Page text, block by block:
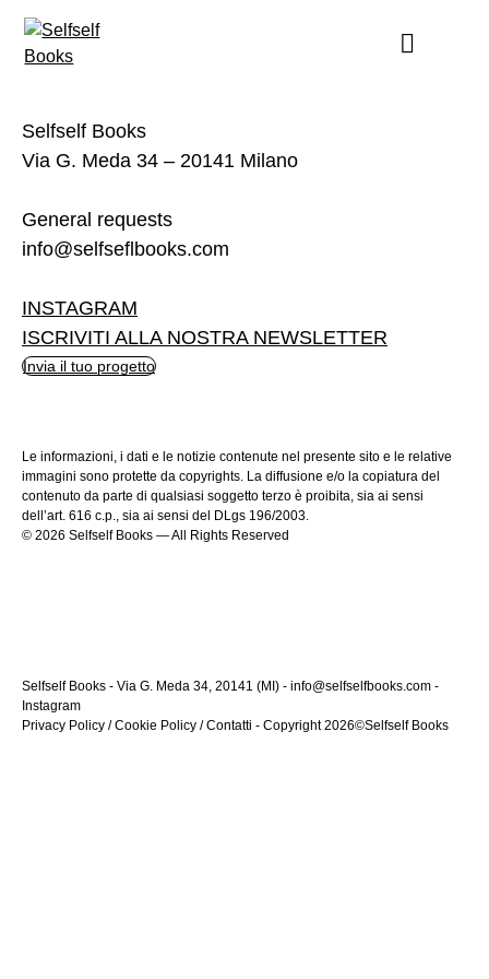
content
Selfself Books
Via G. Meda 34 – 20141 Milano
General requests
info@selfseflbooks.com
INSTAGRAM
ISCRIVITI ALLA NOSTRA NEWSLETTER
Invia il tuo progetto
Le informazioni, i dati e le notizie contenute nel presente sito e le relative
immagini sono protette da copyrights. La diffusione e/o la copiatura del
contenuto da parte di qualsiasi soggetto terzo è proibita, sia ai sensi
dell’art. 616 c.p., sia ai sensi del DLgs 196/2003.
© 2026 Selfself Books — All Rights Reserved
Selfself Books - Via G. Meda 34, 20141 (MI) - info@selfselfbooks.com -
Instagram
Privacy Policy /Cookie Policy /Contatti - Copyright 2026©Selfself Books